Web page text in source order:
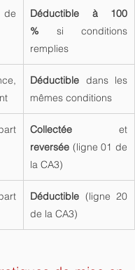
Déductible à 100
% si conditions
remplies
Déductible dans les
mêmes conditions
Collectée
reversée (ligne 01 de
la CA3)
Déductible (ligne 20
de la CA3)